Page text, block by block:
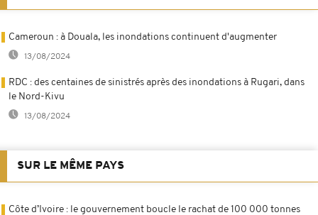
Cameroun : à Douala, les inondations continuent d'augmenter
13/08/2024
RDC : des centaines de sinistrés après des inondations à Rugari, dans
le Nord-Kivu
13/08/2024
SUR LE MÊME PAYS
Côte d’Ivoire : le gouvernement boucle le rachat de 100 000 tonnes